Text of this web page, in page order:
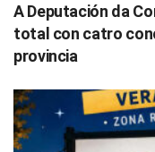
A Deputación da
total con catro
provincia